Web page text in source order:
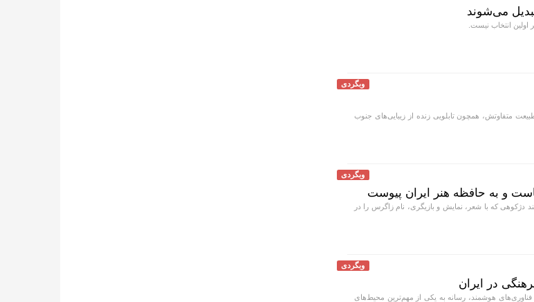
می‌شوند
اولین انتخاب نیست.
وبگردی
متفاوتش، همچون تابلویی زنده از زیبایی‌های جنوب
وبگردی
و به حافظه هنر ایران پیوست
دژکوهی که با شعر، نمایش و بازیگری، نام زاگرس را در
وبگردی
در ایران
هوشمند، رسانه به یکی از مهم‌ترین محیط‌های